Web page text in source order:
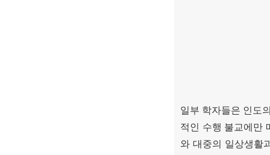
일부 학자들은 인도
적인 수행 불교에만
와 대중의 일상생활